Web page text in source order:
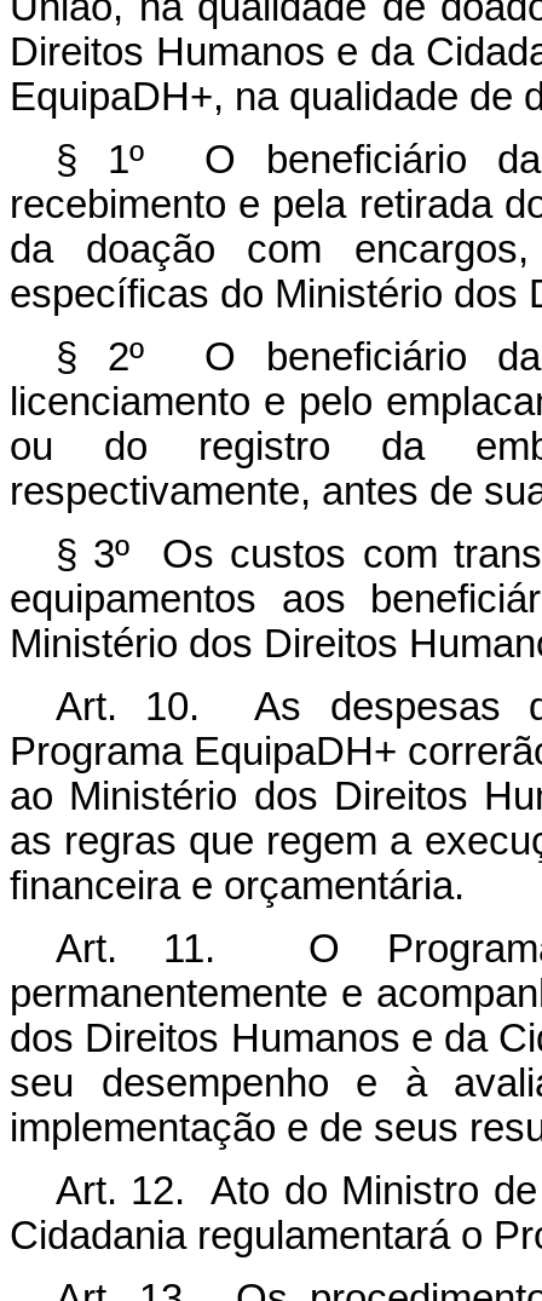
Direitos Humanos e da
EquipaDH+, na qualidade de
§ 1º O beneficiário da
recebimento e pela retirada
da doação com
específicas do Ministério dos
§ 2º O beneficiário da
licenciamento e pelo
ou do registro da
respectivamente, antes de
§ 3º Os custos com
equipamentos aos
Ministério dos Direitos
Art. 10. As despesas
Programa EquipaDH+
ao Ministério dos Direitos
as regras que regem a
financeira e orçamentária.
Art. 11. O Programa
permanentemente e
dos Direitos Humanos e da
seu desempenho e à
implementação e de seus
Art. 12. Ato do Ministro
Cidadania regulamentará o